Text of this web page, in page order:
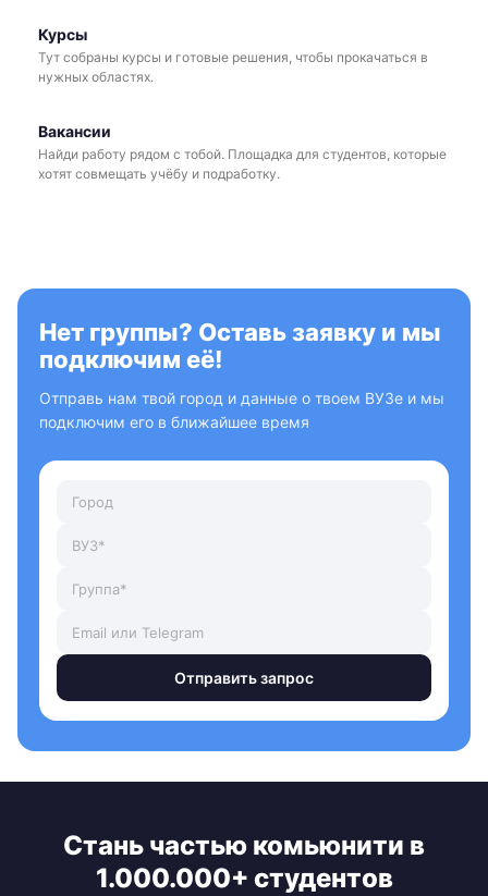
Курсы
Тут собраны курсы и готовые решения, чтобы прокачаться в
нужных областях.
Вакансии
Найди работу рядом с тобой. Площадка для студентов, которые
хотят совмещать учёбу и подработку.
Нет группы? Оставь заявку и мы
подключим её!
Отправь нам твой город и данные о твоем ВУЗе и мы
подключим его в ближайшее время
Отправить запрос
Стань частью комьюнити в
1.000.000+ студентов